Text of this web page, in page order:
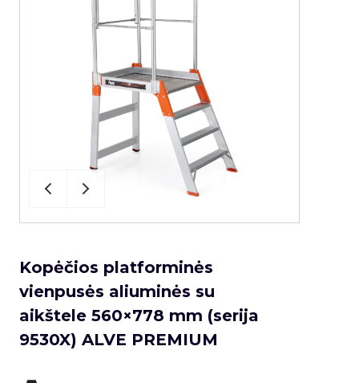
Kopėčios platforminės
vienpusės aliuminės su
aikštele 560×778 mm (serija
9530X) ALVE PREMIUM